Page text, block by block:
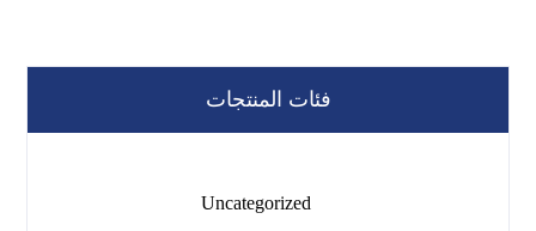
فئات المنتجات
Uncategorized